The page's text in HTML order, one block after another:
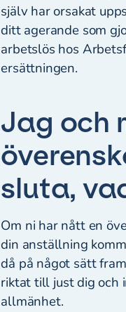
själv har orsakat
ditt agerande som
arbetslös hos
ersättningen.
Jag och
sluta,
Om ni har nått en
din anställning
då på något sätt
riktat till just dig och
allmänhet.